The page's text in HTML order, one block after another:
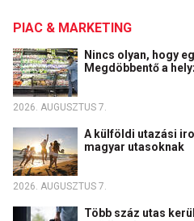
PIAC & MARKETING
Nincs olyan, hogy
Megdöbbentő a
2026. AUGUSZTUS 7.
A külföldi utazási
magyar utasoknak
2026. AUGUSZTUS 7.
Több száz utas